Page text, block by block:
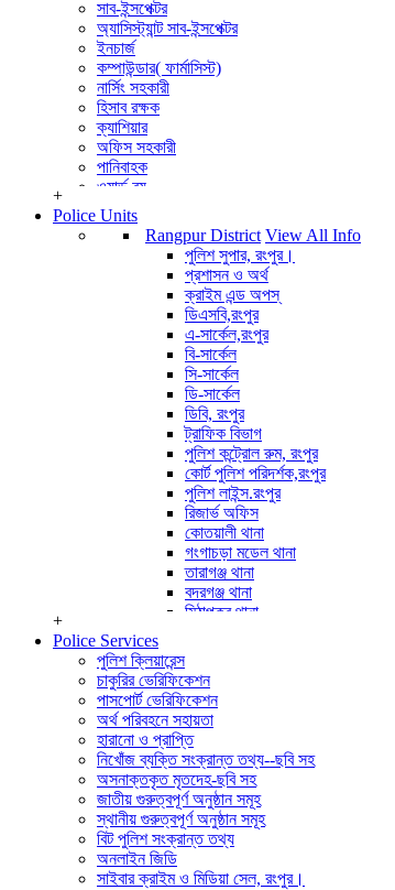
সাব-ইন্সপেক্টর
অ্যাসিস্ট্যান্ট সাব-ইন্সপেক্টর
ইনচার্জ
কম্পাউন্ডার( ফার্মাসিস্ট)
নার্সিং সহকারী
হিসাব রক্ষক
ক্যাশিয়ার
অফিস সহকারী
পানিবাহক
ওয়ার্ড বয়
বার্বুচী
পুলিশ পরিদর্শক (তদন্ত)
পুলিশ পরিদর্শক (অপারেশন)
অপারেটর সাইবার ক্রাইম
View All Info
+
Police Units
Rangpur District View All Info
পুলিশ সুপার, রংপুর।
প্রশাসন ও অর্থ
ক্রাইম এন্ড অপস্
ডিএসবি,রংপুর
এ-সার্কেল,রংপুর
বি-সার্কেল
সি-সার্কেল
ডি-সার্কেল
ডিবি, রংপুর
ট্রাফিক বিভাগ
পুলিশ কন্ট্রোল রুম, রংপুর
কোর্ট পুলিশ পরিদর্শক,রংপুর
পুলিশ লাইন্স.রংপুর
রিজার্ভ অফিস
কোতয়ালী থানা
গংগাচড়া মডেল থানা
তারাগঞ্জ থানা
বদরগঞ্জ থানা
মিঠাপুকুর থানা
পীরগাছা থানা
ভেন্ডাবাড়ী তদন্ত কেন্দ্র
বৈরাতিহাট তদন্ত কেন্দ্র
সিডিএমএস শাখা
পুলিশ ক্লিয়ারেন্স অ্যান্ড মিডিয়া সেল।
সাইবার ক্রাইম এন্ড মিডিয়া সেল, রংপুর।
পুলিশ হাসপাতাল,রংপুর
মোটরযান শাখা
রেশন ষ্টোর
অফিস সেকশন
হিসাব শাখা,রংপুর
+
Police Services
পুলিশ ক্লিয়ারেন্স
চাকুরির ভেরিফিকেশন
পাসপোর্ট ভেরিফিকেশন
অর্থ পরিবহনে সহায়তা
হারানো ও প্রাপ্তি
নিখোঁজ ব্যক্তি সংক্রান্ত তথ্য--ছবি সহ
অসনাক্তকৃত মৃতদেহ-ছবি সহ
জাতীয় গুরুত্বপূর্ণ অনুষ্ঠান সমূহ
স্থানীয় গুরুত্বপূর্ণ অনুষ্ঠান সমূহ
বিট পুলিশ সংক্রান্ত তথ্য
অনলাইন জিডি
সাইবার ক্রাইম ও মিডিয়া সেল, রংপুর।